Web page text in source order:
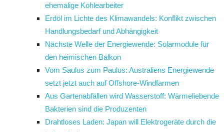
ehemalige Kohlearbeiter
Erdöl im Lichte des Klimawandels: Konflikt zwischen
Handlungsbedarf und Abhängigkeit
Nächste Welle der Energiewende: Solarmodule für
den heimischen Balkon
Vom Saulus zum Paulus: Australiens Energiewende
setzt jetzt auch auf Offshore-Windfarmen
Aus Gartenabfällen wird Wasserstoff: Wärmeliebende
Bakterien sind die Produzenten
Drahtloses Laden: Japan will Elektrogeräte durch die